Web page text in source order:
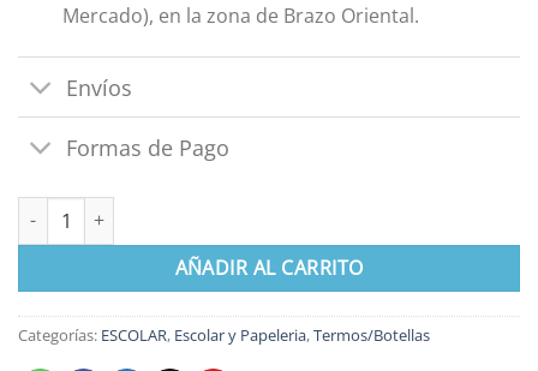
Mercado), en la zona de Brazo Oriental.
Envíos
Formas de Pago
Botella 590 ml Minnie Aluminio cantidad
AÑADIR AL CARRITO
Categorías: ESCOLAR, Escolar y Papeleria,Termos/Botellas